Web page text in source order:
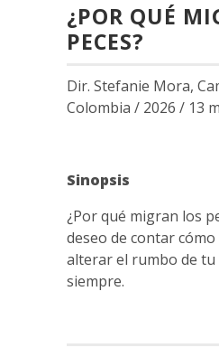
¿POR QUÉ
PECES?
Dir. Stefanie Mora,
Colombia / 2026 / 13
Sinopsis
¿Por qué migran los
deseo de contar
alterar el rumbo de tu
siempre.